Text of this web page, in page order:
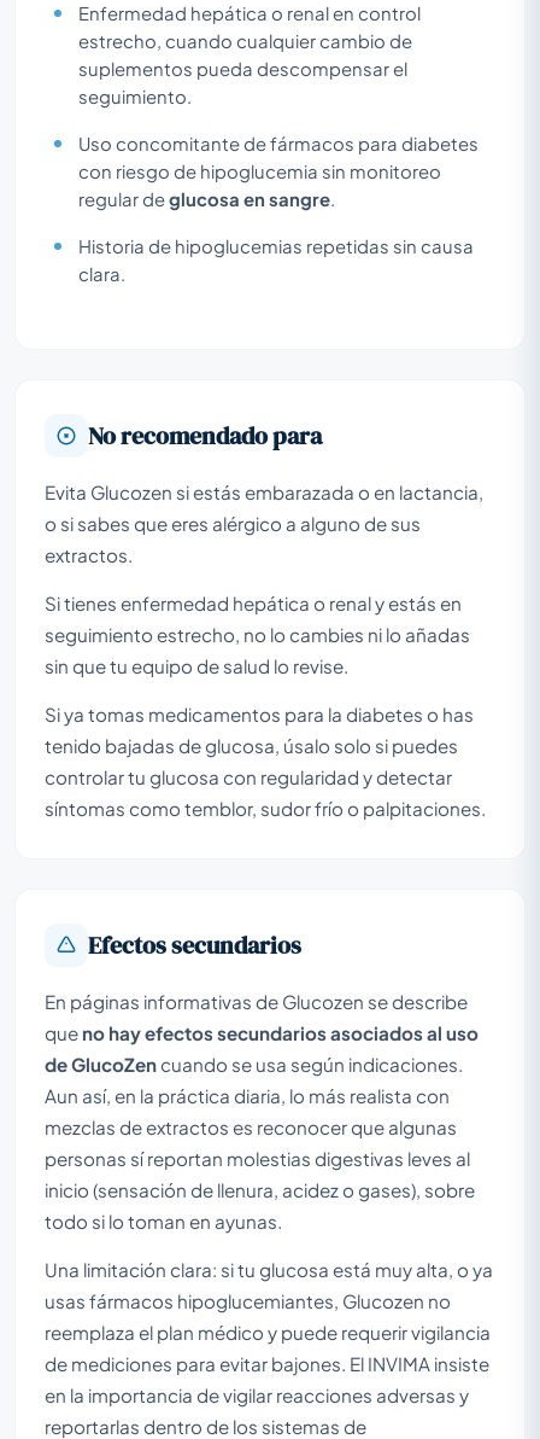
Enfermedad hepática o renal en control
estrecho, cuando cualquier cambio de
suplementos pueda descompensar el
seguimiento.
Uso concomitante de fármacos para diabetes
con riesgo de hipoglucemia sin monitoreo
regular deglucosa en sangre.
Historia de hipoglucemias repetidas sin causa
clara.
No recomendado para
Evita Glucozen si estás embarazada o en lactancia,
o si sabes que eres alérgico a alguno de sus
extractos.
Si tienes enfermedad hepática o renal y estás en
seguimiento estrecho, no lo cambies ni lo añadas
sin que tu equipo de salud lo revise.
Si ya tomas medicamentos para la diabetes o has
tenido bajadas de glucosa, úsalo solo si puedes
controlar tu glucosa con regularidad y detectar
síntomas como temblor, sudor frío o palpitaciones.
Efectos secundarios
En páginas informativas de Glucozen se describe
que no hay efectos secundarios asociados al uso
de GlucoZen cuando se usa según indicaciones.
Aun así, en la práctica diaria, lo más realista con
mezclas de extractos es reconocer que algunas
personas sí reportan molestias digestivas leves al
inicio (sensación de llenura, acidez o gases), sobre
todo si lo toman en ayunas.
Una limitación clara: si tu glucosa está muy alta, o ya
usas fármacos hipoglucemiantes, Glucozen no
reemplaza el plan médico y puede requerir vigilancia
de mediciones para evitar bajones. El INVIMA insiste
en la importancia de vigilar reacciones adversas y
reportarlas dentro de los sistemas de